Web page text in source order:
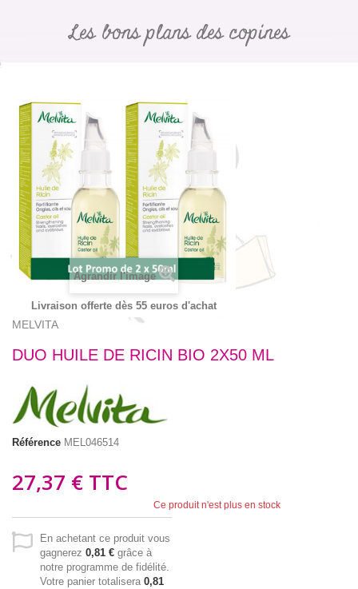
Les bons plans des copines
Agrandir l'image
Livraison offerte dès 55 euros d'achat
MELVITA
DUO HUILE DE RICIN BIO 2X50 ML
Référence MEL046514
27,37 € TTC
Ce produit n'est plus en stock
En achetant ce produit vous
gagnerez 0,81 € grâce à
notre programme de fidélité.
Votre panier totalisera 0,81